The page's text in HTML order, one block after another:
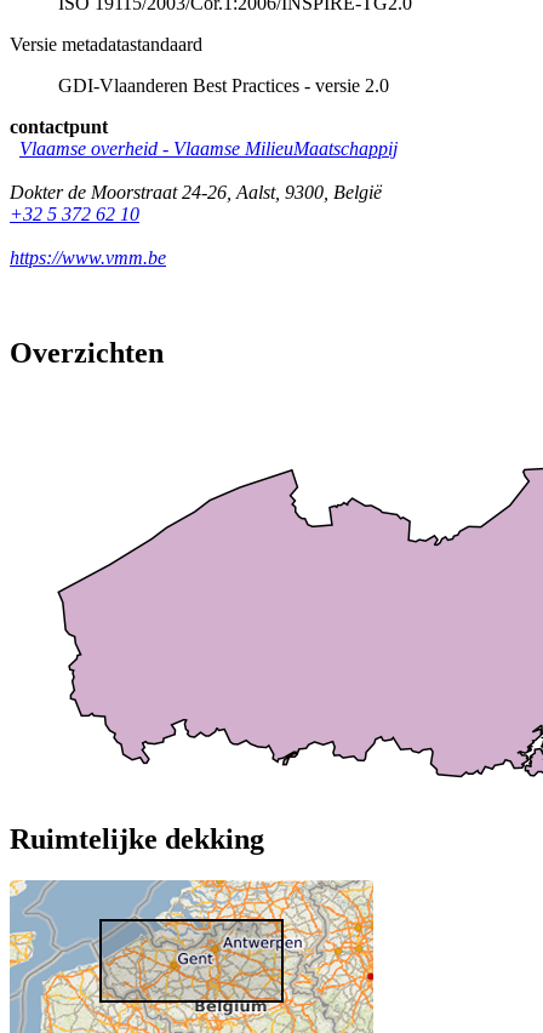
Versie metadatastandaard
GDI-Vlaanderen Best Practices - versie 2.0
contactpunt
Vlaamse overheid - Vlaamse MilieuMaatschappij
Dokter de Moorstraat 24-26 Aalst, 9300 België
+32 5 372 62 10
https://www.vmm.be
Overzichten
Ruimtelijke dekking